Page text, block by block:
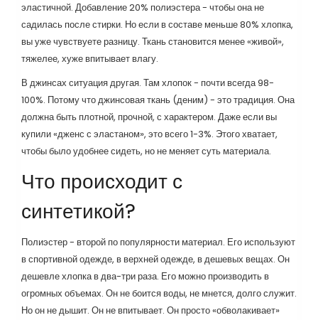
эластичной. Добавление 20% полиэстера - чтобы она не
садилась после стирки. Но если в составе меньше 80% хлопка,
вы уже чувствуете разницу. Ткань становится менее «живой»,
тяжелее, хуже впитывает влагу.
В джинсах ситуация другая. Там хлопок - почти всегда 98-
100%. Потому что джинсовая ткань (деним) - это традиция. Она
должна быть плотной, прочной, с характером. Даже если вы
купили «дженс с эластаном», это всего 1-3%. Этого хватает,
чтобы было удобнее сидеть, но не меняет суть материала.
Что происходит с
синтетикой?
Полиэстер - второй по популярности материал. Его используют
в спортивной одежде, в верхней одежде, в дешевых вещах. Он
дешевле хлопка в два-три раза. Его можно производить в
огромных объемах. Он не боится воды, не мнется, долго служит.
Но он не дышит. Он не впитывает. Он просто «обволакивает»